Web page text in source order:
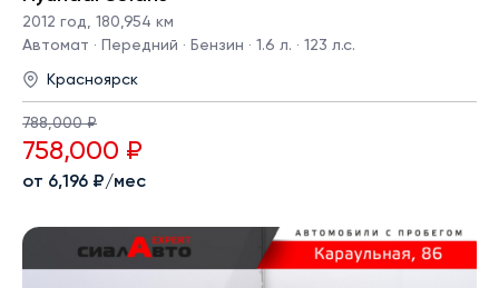
2012 год
180,954 км
Автомат · Передний · Бензин · 1.6 л. · 123 л.с.
Красноярск
788,000 ₽
758,000 ₽
от 6,196 ₽/мес